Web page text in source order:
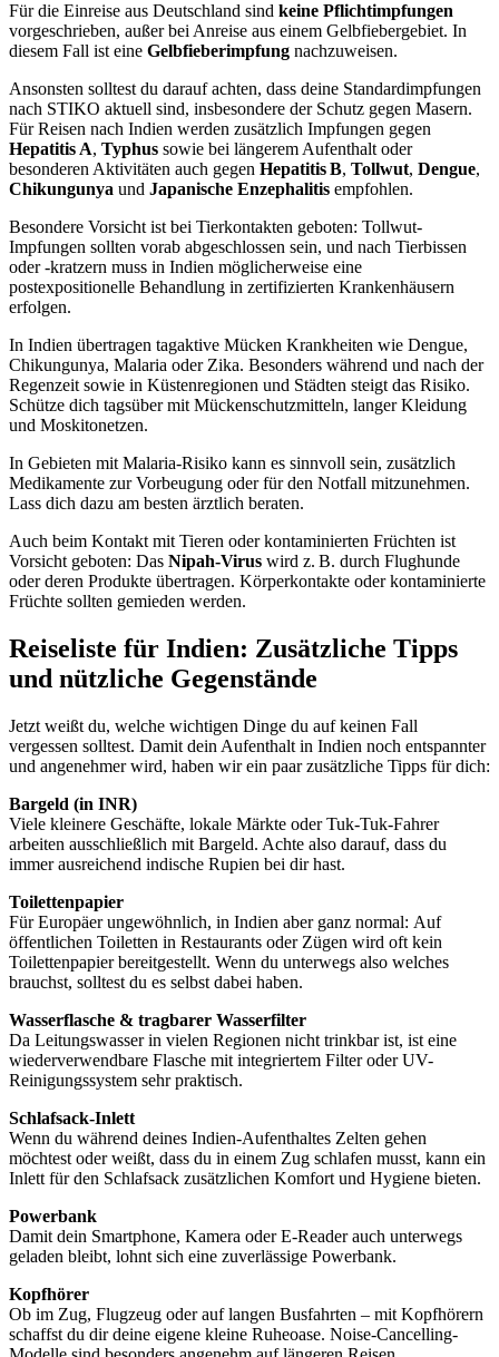
Für die Einreise aus Deutschland sind keine Pflichtimpfungen
vorgeschrieben, außer bei Anreise aus einem Gelbfiebergebiet. In
diesem Fall ist eine Gelbfieberimpfung nachzuweisen.
Ansonsten solltest du darauf achten, dass deine Standardimpfungen
nach STIKO aktuell sind, insbesondere der Schutz gegen Masern.
Für Reisen nach Indien werden zusätzlich Impfungen gegen
Hepatitis A, Typhus sowie bei längerem Aufenthalt oder
besonderen Aktivitäten auch gegen Hepatitis B, Tollwut, Dengue,
Chikungunya und Japanische Enzephalitis empfohlen.
Besondere Vorsicht ist bei Tierkontakten geboten: Tollwut-
Impfungen sollten vorab abgeschlossen sein, und nach Tierbissen
oder -kratzern muss in Indien möglicherweise eine
postexpositionelle Behandlung in zertifizierten Krankenhäusern
erfolgen.
In Indien übertragen tagaktive Mücken Krankheiten wie Dengue,
Chikungunya, Malaria oder Zika. Besonders während und nach der
Regenzeit sowie in Küstenregionen und Städten steigt das Risiko.
Schütze dich tagsüber mit Mückenschutzmitteln, langer Kleidung
und Moskitonetzen.
In Gebieten mit Malaria-Risiko kann es sinnvoll sein, zusätzlich
Medikamente zur Vorbeugung oder für den Notfall mitzunehmen.
Lass dich dazu am besten ärztlich beraten.
Auch beim Kontakt mit Tieren oder kontaminierten Früchten ist
Vorsicht geboten: Das Nipah-Virus wird z. B. durch Flughunde
oder deren Produkte übertragen. Körperkontakte oder kontaminierte
Früchte sollten gemieden werden.
Reiseliste für Indien: Zusätzliche Tipps
und nützliche Gegenstände
Jetzt weißt du, welche wichtigen Dinge du auf keinen Fall
vergessen solltest. Damit dein Aufenthalt in Indien noch entspannter
und angenehmer wird, haben wir ein paar zusätzliche Tipps für dich:
Bargeld (in INR)
Viele kleinere Geschäfte, lokale Märkte oder Tuk-Tuk-Fahrer
arbeiten ausschließlich mit Bargeld. Achte also darauf, dass du
immer ausreichend indische Rupien bei dir hast.
Toilettenpapier
Für Europäer ungewöhnlich, in Indien aber ganz normal: Auf
öffentlichen Toiletten in Restaurants oder Zügen wird oft kein
Toilettenpapier bereitgestellt. Wenn du unterwegs also welches
brauchst, solltest du es selbst dabei haben.
Wasserflasche & tragbarer Wasserfilter
Da Leitungswasser in vielen Regionen nicht trinkbar ist, ist eine
wiederverwendbare Flasche mit integriertem Filter oder UV-
Reinigungssystem sehr praktisch.
Schlafsack-Inlett
Wenn du während deines Indien-Aufenthaltes Zelten gehen
möchtest oder weißt, dass du in einem Zug schlafen musst, kann ein
Inlett für den Schlafsack zusätzlichen Komfort und Hygiene bieten.
Powerbank
Damit dein Smartphone, Kamera oder E-Reader auch unterwegs
geladen bleibt, lohnt sich eine zuverlässige Powerbank.
Kopfhörer
Ob im Zug, Flugzeug oder auf langen Busfahrten – mit Kopfhörern
schaffst du dir deine eigene kleine Ruheoase. Noise-Cancelling-